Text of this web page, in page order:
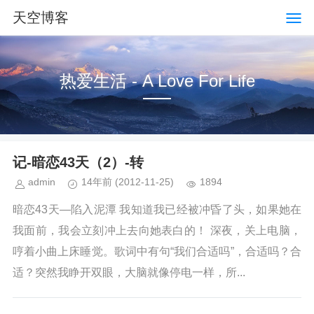
天空博客
热爱生活 - A Love For Life
记-暗恋43天（2）-转
admin 14年前 (2012-11-25) 1894
暗恋43天—陷入泥潭 我知道我已经被冲昏了头，如果她在
我面前，我会立刻冲上去向她表白的！ 深夜，关上电脑，
哼着小曲上床睡觉。歌词中有句“我们合适吗”，合适吗？合
适？突然我睁开双眼，大脑就像停电一样，所...